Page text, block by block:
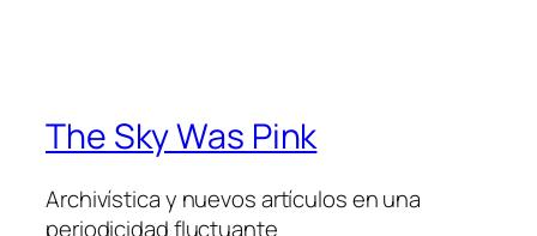
The Sky Was Pink
Archivística y nuevos artículos en una
periodicidad fluctuante